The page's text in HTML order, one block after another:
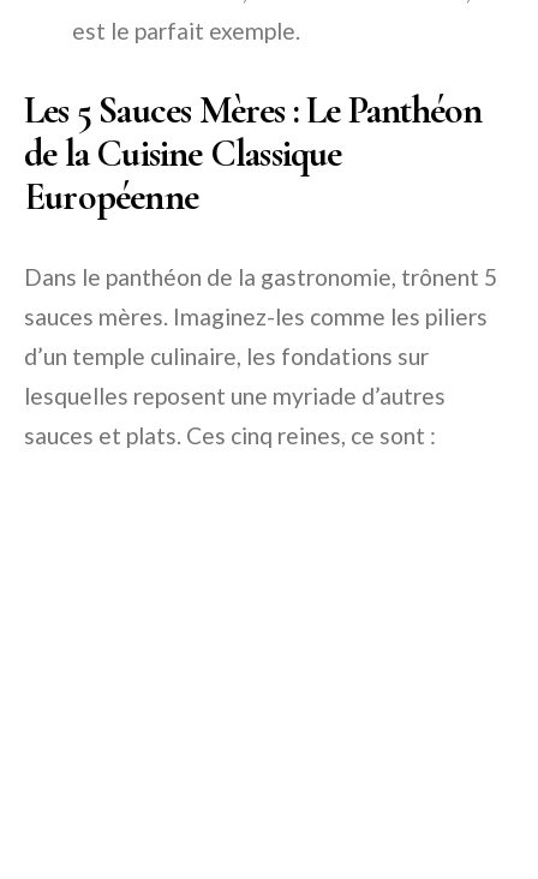
est le parfait exemple.
Les 5 Sauces Mères : Le Panthéon
de la Cuisine Classique
Européenne
Dans le panthéon de la gastronomie, trônent 5
sauces mères. Imaginez-les comme les piliers
d’un temple culinaire, les fondations sur
lesquelles reposent une myriade d’autres
sauces et plats. Ces cinq reines, ce sont :